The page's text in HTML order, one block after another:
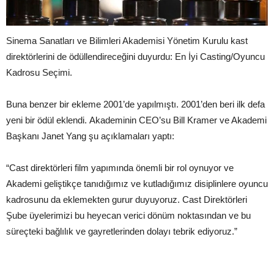
Sinema Sanatları ve Bilimleri Akademisi Yönetim Kurulu kast
direktörlerini de ödüllendireceğini duyurdu: En İyi Casting/Oyuncu
Kadrosu Seçimi.
Buna benzer bir ekleme 2001’de yapılmıştı. 2001’den beri ilk defa
yeni bir ödül eklendi. Akademinin CEO’su Bill Kramer ve Akademi
Başkanı Janet Yang şu açıklamaları yaptı:
“Cast direktörleri film yapımında önemli bir rol oynuyor ve
Akademi geliştikçe tanıdığımız ve kutladığımız disiplinlere oyuncu
kadrosunu da eklemekten gurur duyuyoruz. Cast Direktörleri
Şube üyelerimizi bu heyecan verici dönüm noktasından ve bu
süreçteki bağlılık ve gayretlerinden dolayı tebrik ediyoruz.”